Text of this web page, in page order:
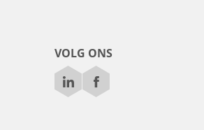
VOLG ONS